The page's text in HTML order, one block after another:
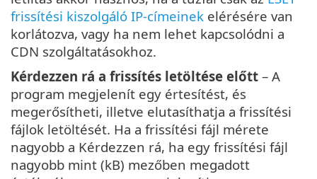
frissítési kiszolgáló IP-címeinek elérésére van
korlátozva, vagy ha nem lehet kapcsolódni a
CDN szolgáltatásokhoz.
Kérdezzen rá a frissítés letöltése előtt – A
program megjelenít egy értesítést, és
megerősítheti, illetve elutasíthatja a frissítési
fájlok letöltését. Ha a frissítési fájl mérete
nagyobb a Kérdezzen rá, ha egy frissítési fájl
nagyobb mint (kB) mezőben megadott